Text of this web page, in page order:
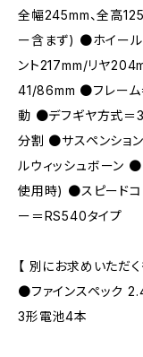
全幅245mm、全高
ー含まず) ●ホイール
ント217mm/リヤ
41/86mm ●フレーム
動 ●デフギヤ方式＝
分割 ●サスペンショ
ルウィッシュボーン
使用時) ●スピード
ー＝RS540タイプ
【 別にお求めいただく
●ファインスペック
3形電池4本